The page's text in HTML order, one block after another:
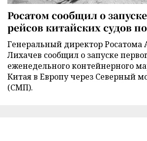
Росатом сообщил о
рейсов китайских судов
Генеральный директор Росатома
Лихачев сообщил о запуске
еженедельного контейнерного
Китая в Европу через Северный
(СМП).